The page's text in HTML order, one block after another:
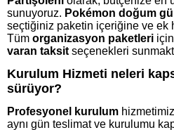
sunuyoruz. Pokémon doğum
seçtiğiniz paketin içeriğine ve ek
Tüm organizasyon paketleri için
varan taksit seçenekleri
Kurulum Hizmeti neleri
sürüyor?
Profesyonel kurulum
aynı gün teslimat ve kurulumu